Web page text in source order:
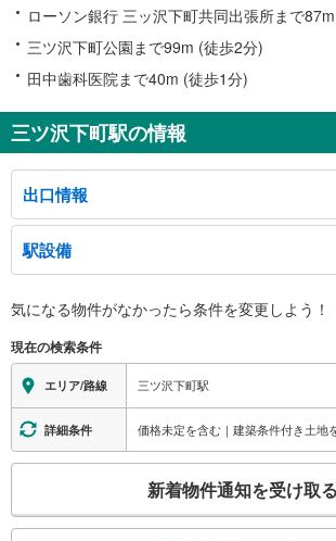
ローソン銀行 三ッ沢下町共同出張所まで
三ツ沢下町公園まで99m (徒歩2分)
田中歯科医院まで40m (徒歩1分)
三ツ沢下町駅の情報
出口情報
１出口
（栗田谷、松本町４・５丁目方面）、市立松本中学校
学、栗田谷、松本町４・５丁目、三ツ沢下町
２出口
三ツ沢東町
３出口
（三ツ沢中町方面）、市営三ツ沢墓地、ガーデン山団
中町
４出口
（三ツ沢南町方面）、市立三ツ沢小学校、三ツ沢交番
立横浜翠嵐高等学校、三ツ沢東町、三ツ沢南町、三ツ沢
駅設備
※段差なしでの移動経路
地上⇔改札⇔ホーム：○
エレベータ
・ホーム⇔出口１・２方面改札
・出口１・２方面改札⇔出口２
エスカレータ
《多機能トイレ》
気になる物件がなかったら条件を変更しよう！
現在の検索条件
エリア/路線 三ツ沢下町駅
詳細条件 価格未定を含む｜建築条件付き土地
検
新着物件通知を受け取る